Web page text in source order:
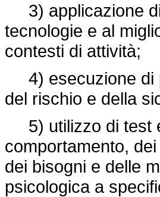
3) applicazione di
tecnologie e al
contesti di attività;
4) esecuzione di
del rischio e della
5) utilizzo di test
comportamento,
dei bisogni e delle
psicologica a